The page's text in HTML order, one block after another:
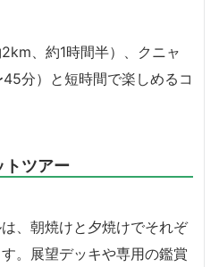
、約1時間半）、クニャ
分）と短時間で楽しめるコ
トツアー
、朝焼けと夕焼けでそれぞ
。展望デッキや専用の鑑賞